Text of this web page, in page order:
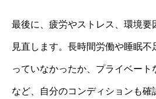
最後に、疲労やストレス、環境要
見直します。長時間労働や睡眠
っていなかったか、プライベー
など、自分のコンディションも確